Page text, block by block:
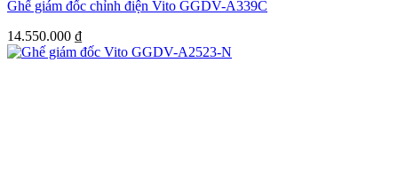
Ghế giám đốc chỉnh điện Vito GGDV-A339C
14.550.000 ₫